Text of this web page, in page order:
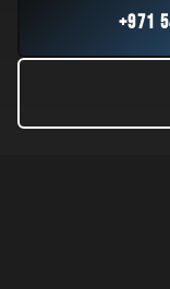
+971